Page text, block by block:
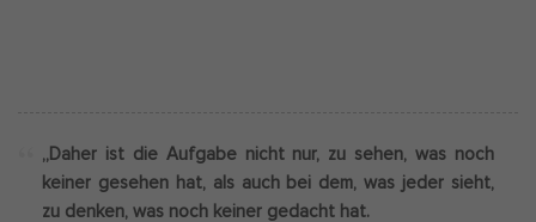
„Daher ist die Aufgabe nicht nur, zu sehen, was noch
keiner gesehen hat, als auch bei dem, was jeder sieht,
zu denken, was noch keiner gedacht hat.